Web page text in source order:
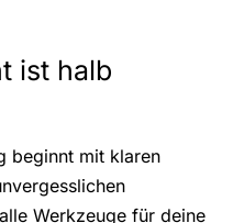
ist halb
beginnt mit klaren
Werkzeuge für deine